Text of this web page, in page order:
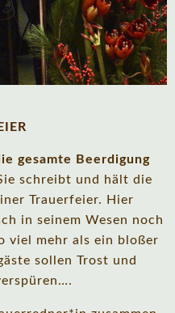
gesamte Beerdigung
schreibt und hält die
Trauerfeier. Hier
in seinem Wesen noch
viel mehr als ein bloßer
sollen Trost und